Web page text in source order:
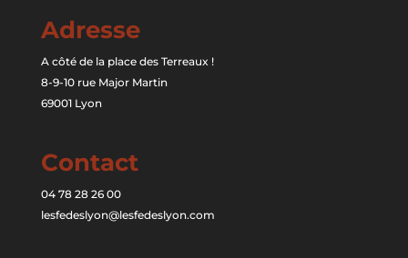
Adresse
A côté de la place des Terreaux !
8-9-10 rue Major Martin
69001 Lyon
Contact
04 78 28 26 00
lesfedeslyon@lesfedeslyon.com